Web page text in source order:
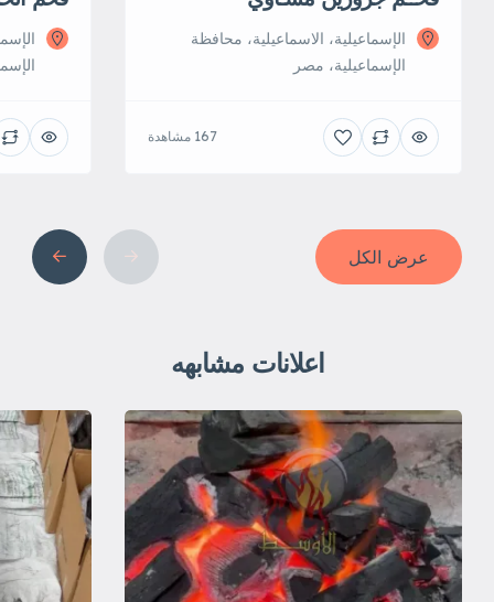
الإسماعيلية، الاسماعيلية، محافظة
الإسماعيلية، مصر
167 مشاهدة
عرض الكل
اعلانات مشابهه